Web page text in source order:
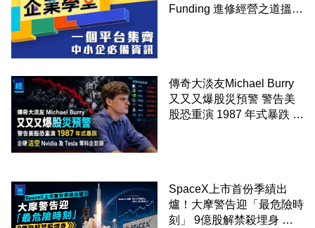
Funding 進修經營之道搵大
傳奇大淡友Michael Burry
又又又爆股災預警 警告美
股恐重演 1987 年式暴跌 企
SpaceX上市首份季績出
爐！大摩警告迎「最危險時
刻」 9億股解禁殺埋身 拆